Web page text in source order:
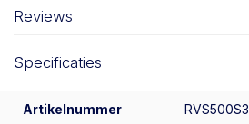
Reviews
Specificaties
Artikelnummer RVS500S3